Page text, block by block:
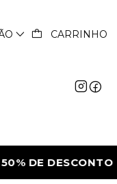
CARRINHO
DE DESCONTO